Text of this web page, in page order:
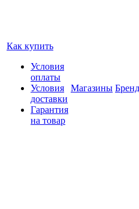
Как купить
Условия
оплаты
Условия
доставки
Гарантия
на товар
Магазины